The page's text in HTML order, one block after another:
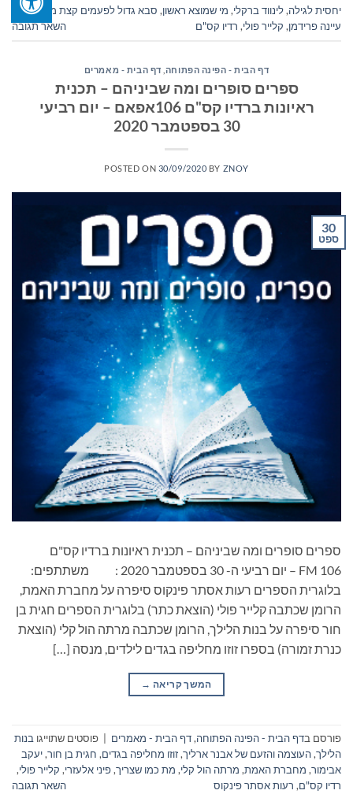
יחסית לגילה,לינווד ברקלי, מי שמוצא ראשון, סבא גדול לפעמים קצת מבולבל,
עיינה פרידמן, קלייר פולי, רדיו קס"ם השאר תגובה
דף הבית - הפינה הפתוחה דף הבית - מאמרים
ספרים סופרים ומה שביניהם – תכנית
ראיונות ברדיו קס"ם 106אפאם – יום רביעי
30 בספטמבר 2020
POSTED ON 30/09/2020 BY ZNOY
30
ספט
ספרים סופרים ומה שביניהם – תכנית ראיונות ברדיו קס"ם
106 FM – יום רביעי ה- 30 בספטמבר 2020 : משתתפים:
בלוגרית הספרים רעות אסתר פינקוס סיפרה על מחברת האמת,
הרומן שכתבה קלייר פולי (הוצאת כתר) בלוגרית הספרים חגית בן
חור סיפרה על בנות הלילך, הרומן שכתבה מרתה הול קלי (הוצאת
כנרת זמורה) בספרו זוזו מחליפה בגדים לילדים, מנסה […]
המשך קריאה →
פורסם בדף הבית - הפינה הפתוחה,דף הבית - מאמרים פוסטים שתוייגו בנות
הלילך,העוצמה והזעם של אבנר ארליך,זוזו מחליפה בגדים, חגית בן חור,יעקב
אבימור, מחברת האמת, מרתה הול קלי, מת כמו שצריך,פיני אלעזרי, קלייר פולי,
רדיו קס"ם, רעות אסתר פינקוס השאר תגובה